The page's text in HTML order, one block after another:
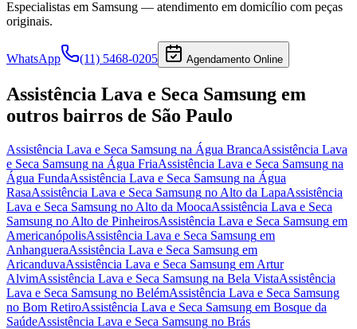
Especialistas em Samsung — atendimento em domicílio com peças
originais.
WhatsApp (11) 5468-0205 Agendamento Online
Assistência Lava e Seca Samsung em
outros bairros de São Paulo
Assistência Lava e Seca Samsung na Água BrancaAssistência Lava
e Seca Samsung na Água FriaAssistência Lava e Seca Samsung na
Água FundaAssistência Lava e Seca Samsung na Água
RasaAssistência Lava e Seca Samsung no Alto da LapaAssistência
Lava e Seca Samsung no Alto da MoocaAssistência Lava e Seca
Samsung no Alto de PinheirosAssistência Lava e Seca Samsung em
AmericanópolisAssistência Lava e Seca Samsung em
AnhangueraAssistência Lava e Seca Samsung em
AricanduvaAssistência Lava e Seca Samsung em Artur
AlvimAssistência Lava e Seca Samsung na Bela VistaAssistência
Lava e Seca Samsung no BelémAssistência Lava e Seca Samsung
no Bom RetiroAssistência Lava e Seca Samsung em Bosque da
SaúdeAssistência Lava e Seca Samsung no Brás